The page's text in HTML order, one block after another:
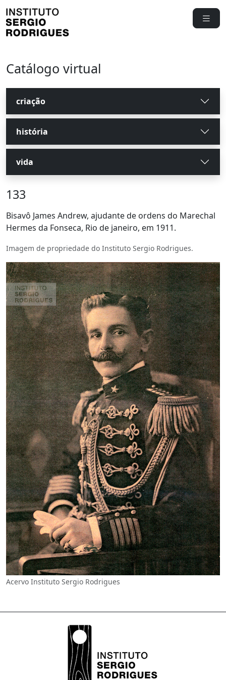
Catálogo virtual
criação
história
vida
133
Bisavô James Andrew, ajudante de ordens do Marechal
Hermes da Fonseca, Rio de janeiro, em 1911.
Imagem de propriedade do Instituto Sergio Rodrigues.
Acervo Instituto Sergio Rodrigues